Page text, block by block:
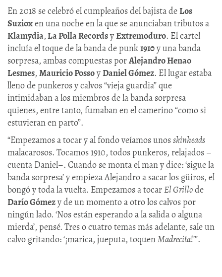
En 2018 se celebró el cumpleaños del bajista deLos
Suzioxen una noche en la que se anunciaban tributos a
Klamydia,La Polla RecordsyExtremoduro. El cartel
incluía el toque de la banda de punk1910y una banda
sorpresa, ambas compuestas porAlejandro Henao
Lesmes, Mauricio PossoyDaniel Gómez. El lugar estaba
lleno de punkeros y calvos “vieja guardia” que
intimidaban a los miembros de la banda sorpresa
quienes, entre tanto, fumaban en el camerino “como si
estuvieran en parto”.
“Empezamos a tocar y al fondo veíamos unosskinheads
malacarosos. Tocamos 1910, todos punkeros, relajados –
cuenta Daniel–. Cuando se monta el man y dice: ‘sigue la
banda sorpresa’ y empieza Alejandro a sacar los güiros, el
bongó y toda la vuelta. Empezamos a tocarEl Grillode
Darío Gómezy de un momento a otro los calvos por
ningún lado. ‘Nos están esperando a la salida o alguna
mierda’, pensé. Tres o cuatro temas más adelante, sale un
calvo gritando: ‘¡marica, jueputa, toquenMadrecita!’”.